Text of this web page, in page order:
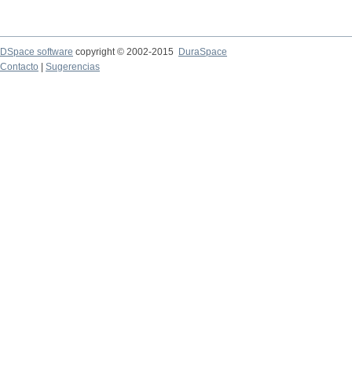
DSpace software copyright © 2002-2015
DuraSpace
Contacto
Sugerencias